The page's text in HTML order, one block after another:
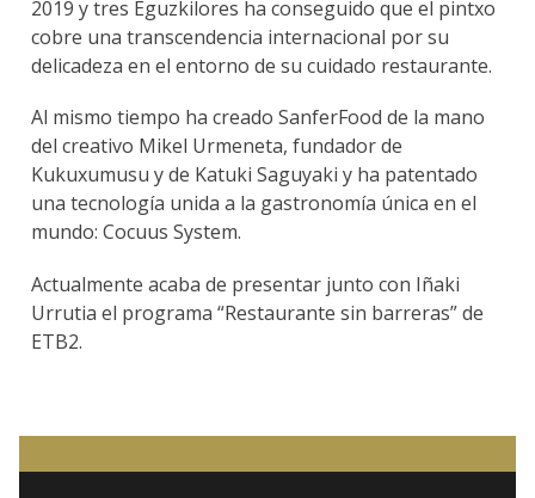
2019 y tres Eguzkilores ha conseguido que el pintxo
cobre una transcendencia internacional por su
delicadeza en el entorno de su cuidado restaurante.
Al mismo tiempo ha creado SanferFood de la mano
del creativo Mikel Urmeneta, fundador de
Kukuxumusu y de Katuki Saguyaki y ha patentado
una tecnología unida a la gastronomía única en el
mundo: Cocuus System.
Actualmente acaba de presentar junto con Iñaki
Urrutia el programa “Restaurante sin barreras” de
ETB2.